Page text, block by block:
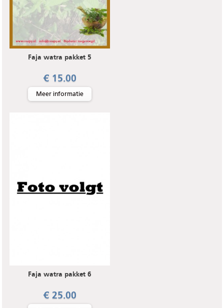
Faja watra pakket 5
€ 15.00
Meer informatie
Faja watra pakket 6
€ 25.00